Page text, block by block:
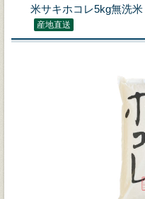
米サキホコレ5kg無洗米
産地直送